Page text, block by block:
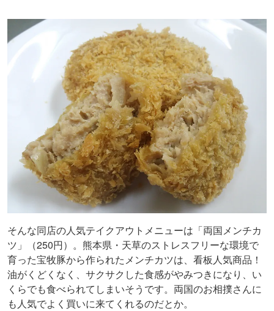
そんな同店の人気テイクアウトメニューは「両国メンチカ
ツ」（250円）。熊本県・天草のストレスフリーな環境で
育った宝牧豚から作られたメンチカツは、看板人気商品！
油がくどくなく、サクサクした食感がやみつきになり、い
くらでも食べられてしまいそうです。両国のお相撲さんに
も人気でよく買いに来てくれるのだとか。